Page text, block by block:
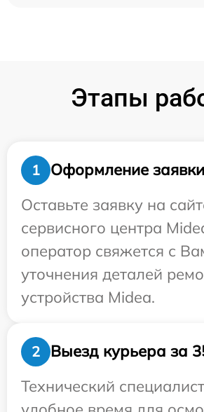
Этапы
1
Оформление заявки
Оставьте заявку на
сервисного центра
оператор свяжется с
уточнения деталей
устройства Midea.
2
Выезд курьера за
Технический